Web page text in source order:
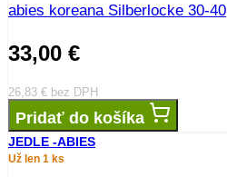
abies koreana Silberlocke 30-40
33,00 €
26,83 € bez DPH
Pridať do košíka
JEDLE -ABIES
Už len 1 ks